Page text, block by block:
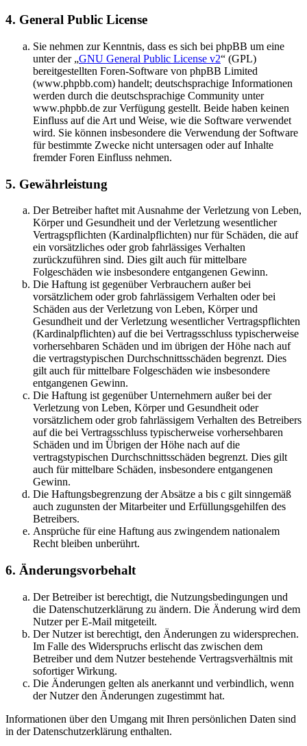
4. General Public License
Sie nehmen zur Kenntnis, dass es sich bei phpBB um eine
unter der „GNU General Public License v2“ (GPL)
bereitgestellten Foren-Software von phpBB Limited
(www.phpbb.com) handelt; deutschsprachige Informationen
werden durch die deutschsprachige Community unter
www.phpbb.de zur Verfügung gestellt. Beide haben keinen
Einfluss auf die Art und Weise, wie die Software verwendet
wird. Sie können insbesondere die Verwendung der Software
für bestimmte Zwecke nicht untersagen oder auf Inhalte
fremder Foren Einfluss nehmen.
5. Gewährleistung
Der Betreiber haftet mit Ausnahme der Verletzung von Leben,
Körper und Gesundheit und der Verletzung wesentlicher
Vertragspflichten (Kardinalpflichten) nur für Schäden, die auf
ein vorsätzliches oder grob fahrlässiges Verhalten
zurückzuführen sind. Dies gilt auch für mittelbare
Folgeschäden wie insbesondere entgangenen Gewinn.
Die Haftung ist gegenüber Verbrauchern außer bei
vorsätzlichem oder grob fahrlässigem Verhalten oder bei
Schäden aus der Verletzung von Leben, Körper und
Gesundheit und der Verletzung wesentlicher Vertragspflichten
(Kardinalpflichten) auf die bei Vertragsschluss typischerweise
vorhersehbaren Schäden und im übrigen der Höhe nach auf
die vertragstypischen Durchschnittsschäden begrenzt. Dies
gilt auch für mittelbare Folgeschäden wie insbesondere
entgangenen Gewinn.
Die Haftung ist gegenüber Unternehmern außer bei der
Verletzung von Leben, Körper und Gesundheit oder
vorsätzlichem oder grob fahrlässigem Verhalten des Betreibers
auf die bei Vertragsschluss typischerweise vorhersehbaren
Schäden und im Übrigen der Höhe nach auf die
vertragstypischen Durchschnittsschäden begrenzt. Dies gilt
auch für mittelbare Schäden, insbesondere entgangenen
Gewinn.
Die Haftungsbegrenzung der Absätze a bis c gilt sinngemäß
auch zugunsten der Mitarbeiter und Erfüllungsgehilfen des
Betreibers.
Ansprüche für eine Haftung aus zwingendem nationalem
Recht bleiben unberührt.
6. Änderungsvorbehalt
Der Betreiber ist berechtigt, die Nutzungsbedingungen und
die Datenschutzerklärung zu ändern. Die Änderung wird dem
Nutzer per E-Mail mitgeteilt.
Der Nutzer ist berechtigt, den Änderungen zu widersprechen.
Im Falle des Widerspruchs erlischt das zwischen dem
Betreiber und dem Nutzer bestehende Vertragsverhältnis mit
sofortiger Wirkung.
Die Änderungen gelten als anerkannt und verbindlich, wenn
der Nutzer den Änderungen zugestimmt hat.
Informationen über den Umgang mit Ihren persönlichen Daten sind
in der Datenschutzerklärung enthalten.